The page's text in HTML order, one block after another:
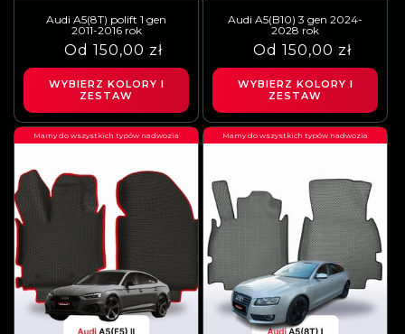
Audi A5(8T) polift 1 gen
2011-2016 rok
Cena
regularna
Cena
sprzedaży
Od 150,00 zł
WYBIERZ KOLORY I
ZESTAW
Audi A5(B10) 3 gen 2024-
2028 rok
Cena
regularna
Cena
sprzedaży
Od 150,00 zł
WYBIERZ KOLORY I
ZESTAW
Mamy do wszystkich typów nadwozia Mamy do wszystkich typów nadwozia